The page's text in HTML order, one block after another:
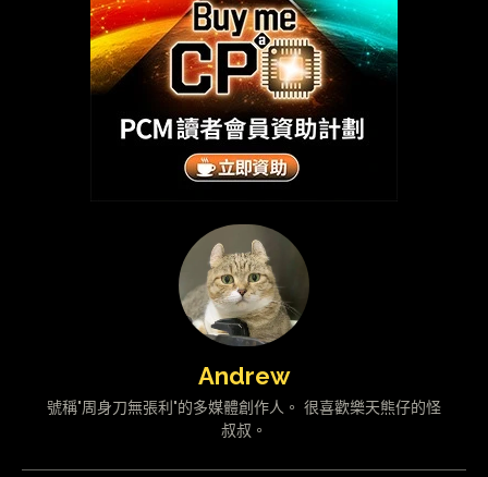
Andrew
號稱"周身刀無張利"的多媒體創作人。 很喜歡樂天熊仔的怪
叔叔。